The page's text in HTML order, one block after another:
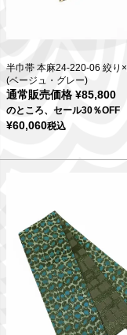
半巾帯 本麻24-220-06 絞り
(ベージュ・グレー)
通常販売価格 ¥85,800
のところ、セール30％OFF
¥60,060税込